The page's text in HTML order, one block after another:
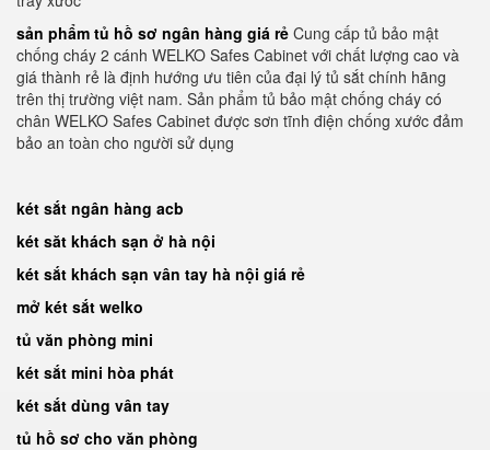
sản phẩm tủ hồ sơ ngân hàng giá rẻ Cung cấp tủ bảo mật
chống cháy 2 cánh WELKO Safes Cabinet với chất lượng cao và
giá thành rẻ là định hướng ưu tiên của đại lý tủ sắt chính hãng
trên thị trường việt nam. Sản phẩm tủ bảo mật chống cháy có
chân WELKO Safes Cabinet được sơn tĩnh điện chống xước đảm
bảo an toàn cho người sử dụng
két sắt ngân hàng acb
két săt khách sạn ở hà nội
két sắt khách sạn vân tay hà nội giá rẻ
mở két sắt welko
tủ văn phòng mini
két sắt mini hòa phát
két sắt dùng vân tay
tủ hồ sơ cho văn phòng